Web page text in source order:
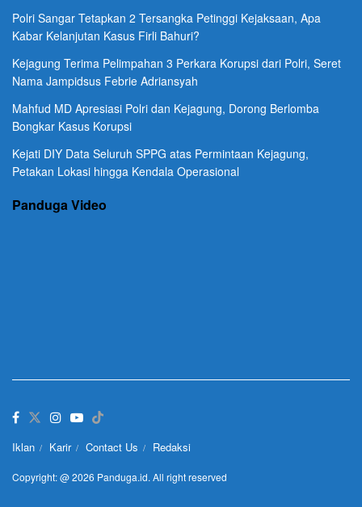
Polri Sangar Tetapkan 2 Tersangka Petinggi Kejaksaan, Apa
Kabar Kelanjutan Kasus Firli Bahuri?
Kejagung Terima Pelimpahan 3 Perkara Korupsi dari Polri, Seret
Nama Jampidsus Febrie Adriansyah
Mahfud MD Apresiasi Polri dan Kejagung, Dorong Berlomba
Bongkar Kasus Korupsi
Kejati DIY Data Seluruh SPPG atas Permintaan Kejagung,
Petakan Lokasi hingga Kendala Operasional
Panduga Video
Iklan Karir Contact Us Redaksi
Copyright: @ 2026 Panduga.id. All right reserved